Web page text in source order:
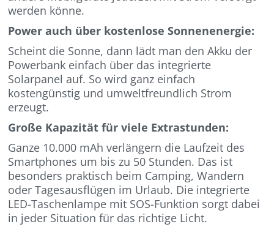
werden könne.
Power auch über kostenlose Sonnenenergie:
Scheint die Sonne, dann lädt man den Akku der
Powerbank einfach über das integrierte
Solarpanel auf. So wird ganz einfach
kostengünstig und umweltfreundlich Strom
erzeugt.
Große Kapazität für viele Extrastunden:
Ganze 10.000 mAh verlängern die Laufzeit des
Smartphones um bis zu 50 Stunden. Das ist
besonders praktisch beim Camping, Wandern
oder Tagesausflügen im Urlaub. Die integrierte
LED-Taschenlampe mit SOS-Funktion sorgt dabei
in jeder Situation für das richtige Licht.